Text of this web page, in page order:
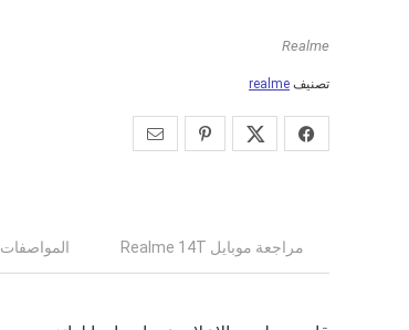
Realme
تصنيف realme
مراجعة موبايل Realme 14T المواصفات